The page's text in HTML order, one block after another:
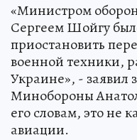
«Министром
Сергеем Шойгу
приостановить
военной техники,
Украине», - заявил
Минобороны
его словам, это не
авиации.